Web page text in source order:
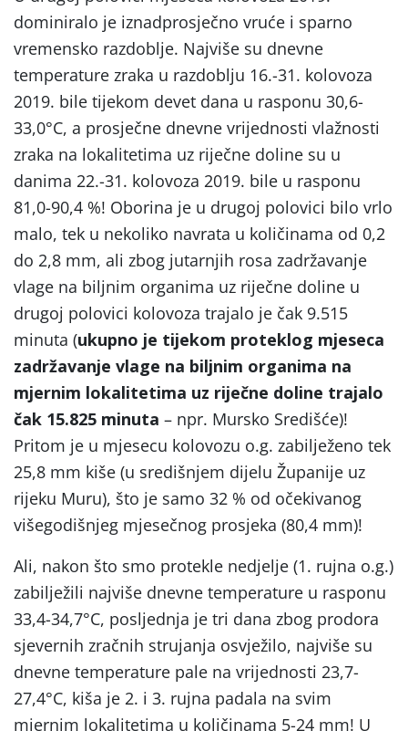
dominiralo je iznadprosječno vruće i sparno
vremensko razdoblje. Najviše su dnevne
temperature zraka u razdoblju 16.-31. kolovoza
2019. bile tijekom devet dana u rasponu 30,6-
33,0°C, a prosječne dnevne vrijednosti vlažnosti
zraka na lokalitetima uz riječne doline su u
danima 22.-31. kolovoza 2019. bile u rasponu
81,0-90,4 %! Oborina je u drugoj polovici bilo vrlo
malo, tek u nekoliko navrata u količinama od 0,2
do 2,8 mm, ali zbog jutarnjih rosa zadržavanje
vlage na biljnim organima uz riječne doline u
drugoj polovici kolovoza trajalo je čak 9.515
minuta (ukupno je tijekom proteklog mjeseca
zadržavanje vlage na biljnim organima na
mjernim lokalitetima uz riječne doline trajalo
čak 15.825 minuta – npr. Mursko Središće)!
Pritom je u mjesecu kolovozu o.g. zabilježeno tek
25,8 mm kiše (u središnjem dijelu Županije uz
rijeku Muru), što je samo 32 % od očekivanog
višegodišnjeg mjesečnog prosjeka (80,4 mm)!
Ali, nakon što smo protekle nedjelje (1. rujna o.g.)
zabilježili najviše dnevne temperature u rasponu
33,4-34,7°C, posljednja je tri dana zbog prodora
sjevernih zračnih strujanja osvježilo, najviše su
dnevne temperature pale na vrijednosti 23,7-
27,4°C, kiša je 2. i 3. rujna padala na svim
mjernim lokalitetima u količinama 5-24 mm! U